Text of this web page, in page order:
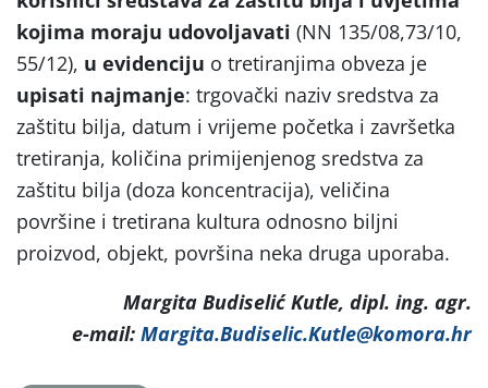
kojima moraju udovoljavati (NN 135/08,73/10,
55/12), u evidenciju o tretiranjima obveza je
upisati najmanje: trgovački naziv sredstva za
zaštitu bilja, datum i vrijeme početka i završetka
tretiranja, količina primijenjenog sredstva za
zaštitu bilja (doza koncentracija), veličina
površine i tretirana kultura odnosno biljni
proizvod, objekt, površina neka druga uporaba.
Margita Budiselić Kutle, dipl. ing. agr.
e-mail: Margita.Budiselic.Kutle@komora.hr